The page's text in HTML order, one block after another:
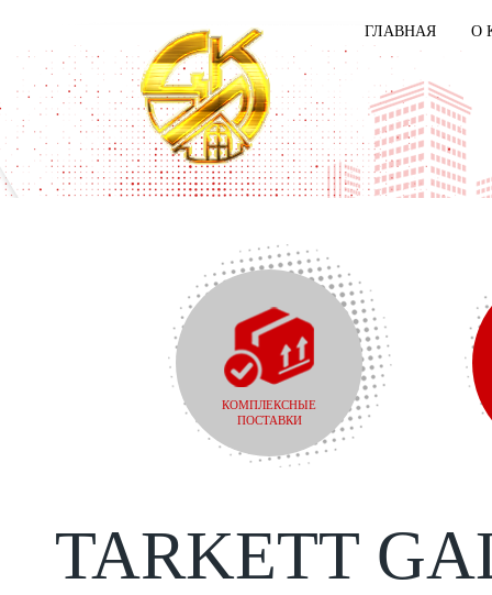
ГЛАВНАЯ О
КОМПЛЕКСНЫЕ
ПОСТАВКИ
TARKETT